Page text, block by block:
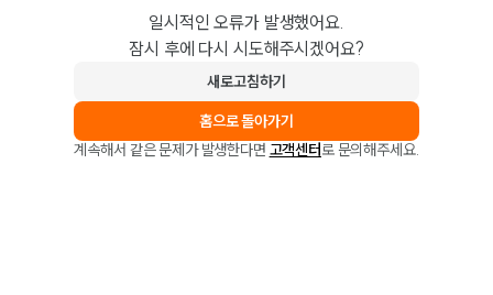
일시적인 오류가 발생했어요.
잠시 후에 다시 시도해주시겠어요?
새로고침하기
홈으로 돌아가기
계속해서 같은 문제가 발생한다면 고객센터로 문의해주세요.